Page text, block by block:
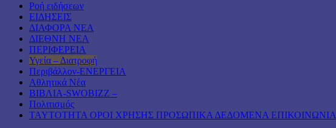
Ροή ειδήσεων
ΕΙΔΗΣΕΙΣ
ΔΙΑΦΟΡΑ ΝΕΑ
ΔΙΕΘΝΗ ΝΕΑ
ΠΕΡΙΦΕΡΕΙΑ
Υγεία – Διατροφή
Περιβάλλον-ΕΝΕΡΓΕΙΑ
Αθλητικά Νέα
ΒΙΒΛΙΑ-SWOBIZZ –
Πολιτισμός
TAYTOTHTA ΟΡΟΙ ΧΡΗΣΗΣ ΠΡΟΣΩΠΙΚΑ ΔΕΔΟΜΕΝΑ ΕΠΙΚΟΙΝΩΝΙΑ